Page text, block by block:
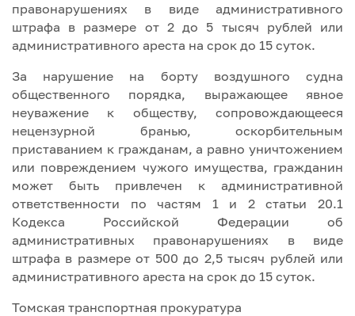
правонарушениях в виде административного
штрафа в размере от 2 до 5 тысяч рублей или
административного ареста на срок до 15 суток.
За нарушение на борту воздушного судна
общественного порядка, выражающее явное
неуважение к обществу, сопровождающееся
нецензурной бранью, оскорбительным
приставанием к гражданам, а равно уничтожением
или повреждением чужого имущества, гражданин
может быть привлечен к административной
ответственности по частям 1 и 2 статьи 20.1
Кодекса Российской Федерации об
административных правонарушениях в виде
штрафа в размере от 500 до 2,5 тысяч рублей или
административного ареста на срок до 15 суток.
Томская транспортная прокуратура